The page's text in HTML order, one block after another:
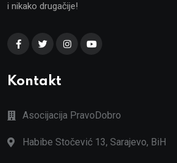
i nikako drugačije!
Kontakt
Asocijacija PravoDobro
Habibe Stočević 13, Sarajevo, BiH